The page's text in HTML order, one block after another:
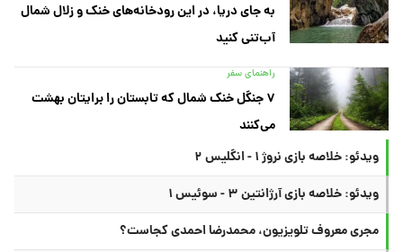
به جای دریا، در این رودخانه‌های خنک و زلال شمال
آب‌تنی کنید
راهنمای سفر
۷ جنگل خنک شمال که تابستان را برایتان بهشت
می‌کنند
ویدئو: خلاصه بازی نروژ ۱ - انگلیس ۲
ویدئو: خلاصه بازی آرژانتین ۳ - سوئیس ۱
مجری معروف تلویزیون، محمدرضا احمدی کجاست؟